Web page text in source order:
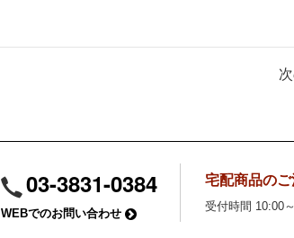
03-3831-0384
WEBでのお問い合わせ
宅配商品の
受付時間 10:00